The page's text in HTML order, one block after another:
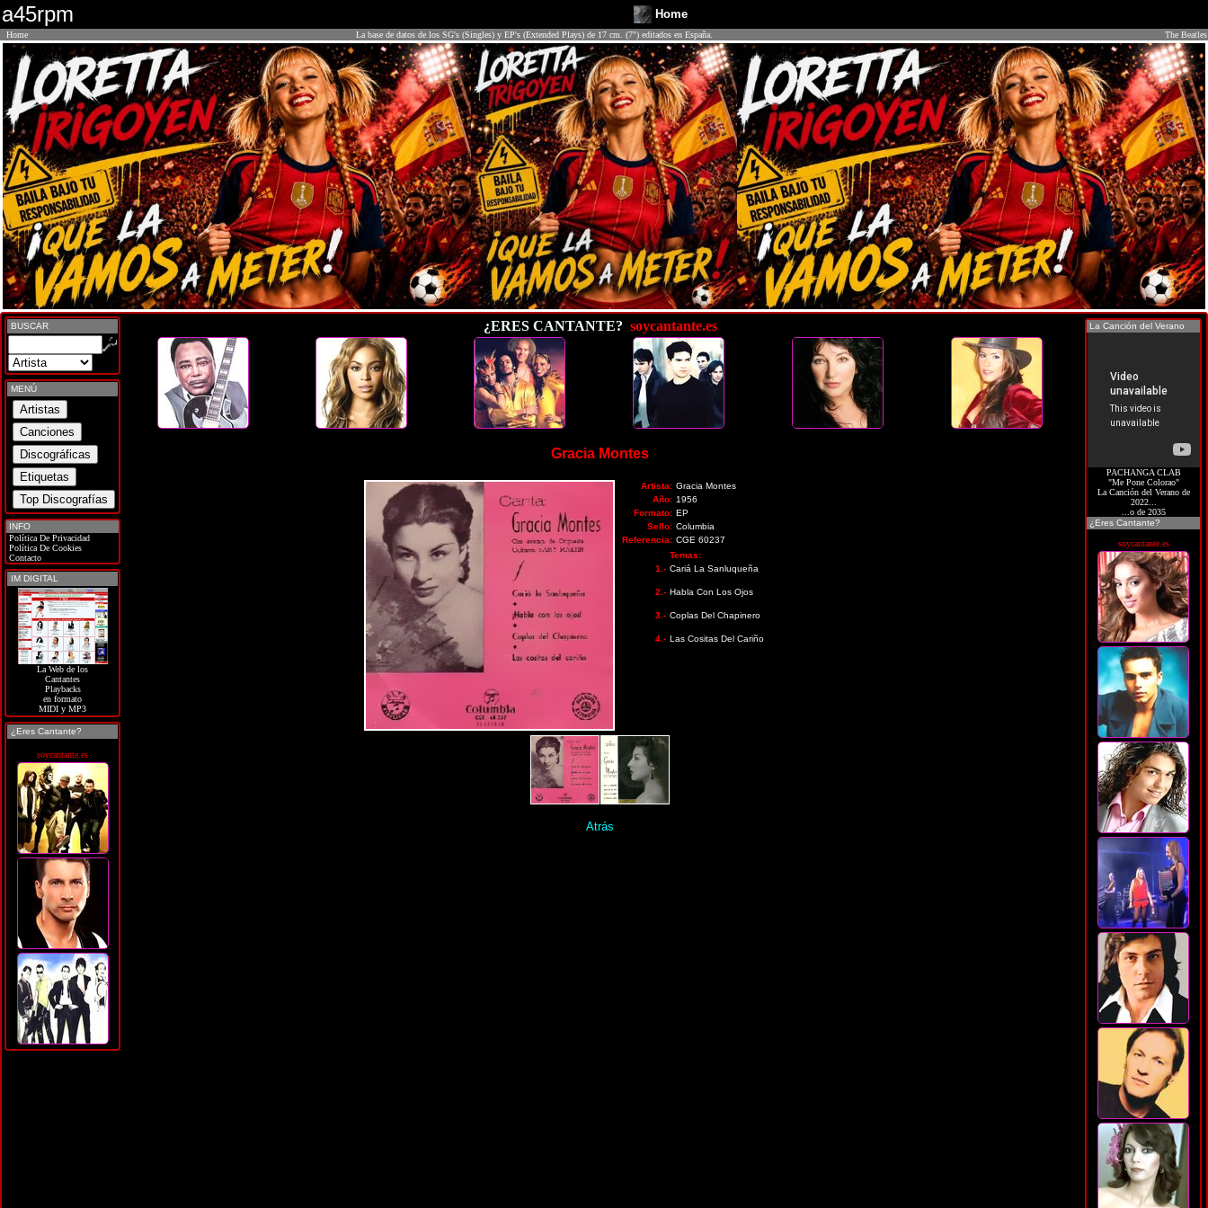
a45rpm Home
Home La base de datos de los SG's (Singles) y EP's (Extended Plays) de 17 cm. (7") editados en España. The Beatles
BUSCAR
MENÚ
INFO
Política De Privacidad
Política De Cookies
Contacto
IM DIGITAL
La Web de los
Cantantes
Playbacks
en formato
MIDI y MP3
¿Eres Cantante?
soycantante.es
¿ERES CANTANTE? soycantante.es
Gracia Montes
Artista: Gracia Montes
Año: 1956
Formato: EP
Sello: Columbia
Referencia: CGE 60237
Temas:
1.- Cariá La Sanluqueña
2.- Habla Con Los Ojos
3.- Coplas Del Chapinero
4.- Las Cositas Del Cariño
Atrás
La Canción del Verano
PACHANGA CLAB
"Me Pone Colorao"
La Canción del Verano de
2022...
...o de 2035
¿Eres Cantante?
soycantante.es